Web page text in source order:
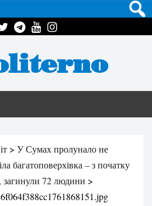
> У Сумах пролунало не
багатоповерхівка – з початку
загинули 72 людини >